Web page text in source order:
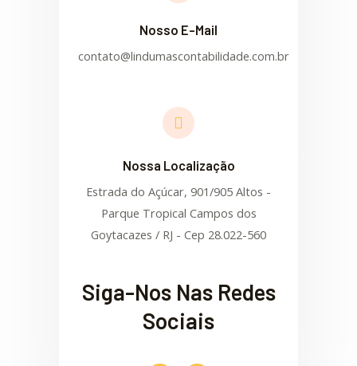
Nosso E-Mail
contato@lindumascontabilidade.com.br
Nossa Localização
Estrada do Açúcar, 901/905 Altos -
Parque Tropical Campos dos
Goytacazes / RJ - Cep 28.022-560
Siga-Nos Nas Redes
Sociais